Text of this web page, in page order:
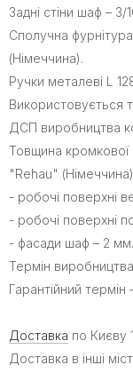
Задні стіни шаф – 3/
Сполучна
(Німеччина).
Ручки металеві L
Використовується
ДСП виробництва
Товщина кромкової
"Rehau"
- робочі поверхні
- робочі поверхні
- фасади шаф – 2 мм.
Термін
Гарантійний термін
Доставка по Києву
Доставка в інші